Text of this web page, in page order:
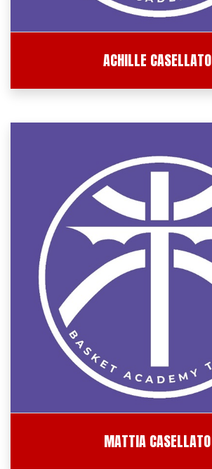
ACHILLE CASELLATO
MATTIA CASELLATO